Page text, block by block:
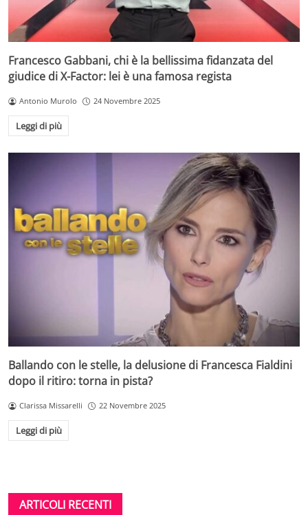
Francesco Gabbani, chi è la bellissima fidanzata del
giudice di X-Factor: lei è una famosa regista
Antonio Murolo 24 Novembre 2025
Leggi di più
Ballando con le stelle, la delusione di Francesca Fialdini
dopo il ritiro: torna in pista?
Clarissa Missarelli 22 Novembre 2025
Leggi di più
ARTICOLI RECENTI